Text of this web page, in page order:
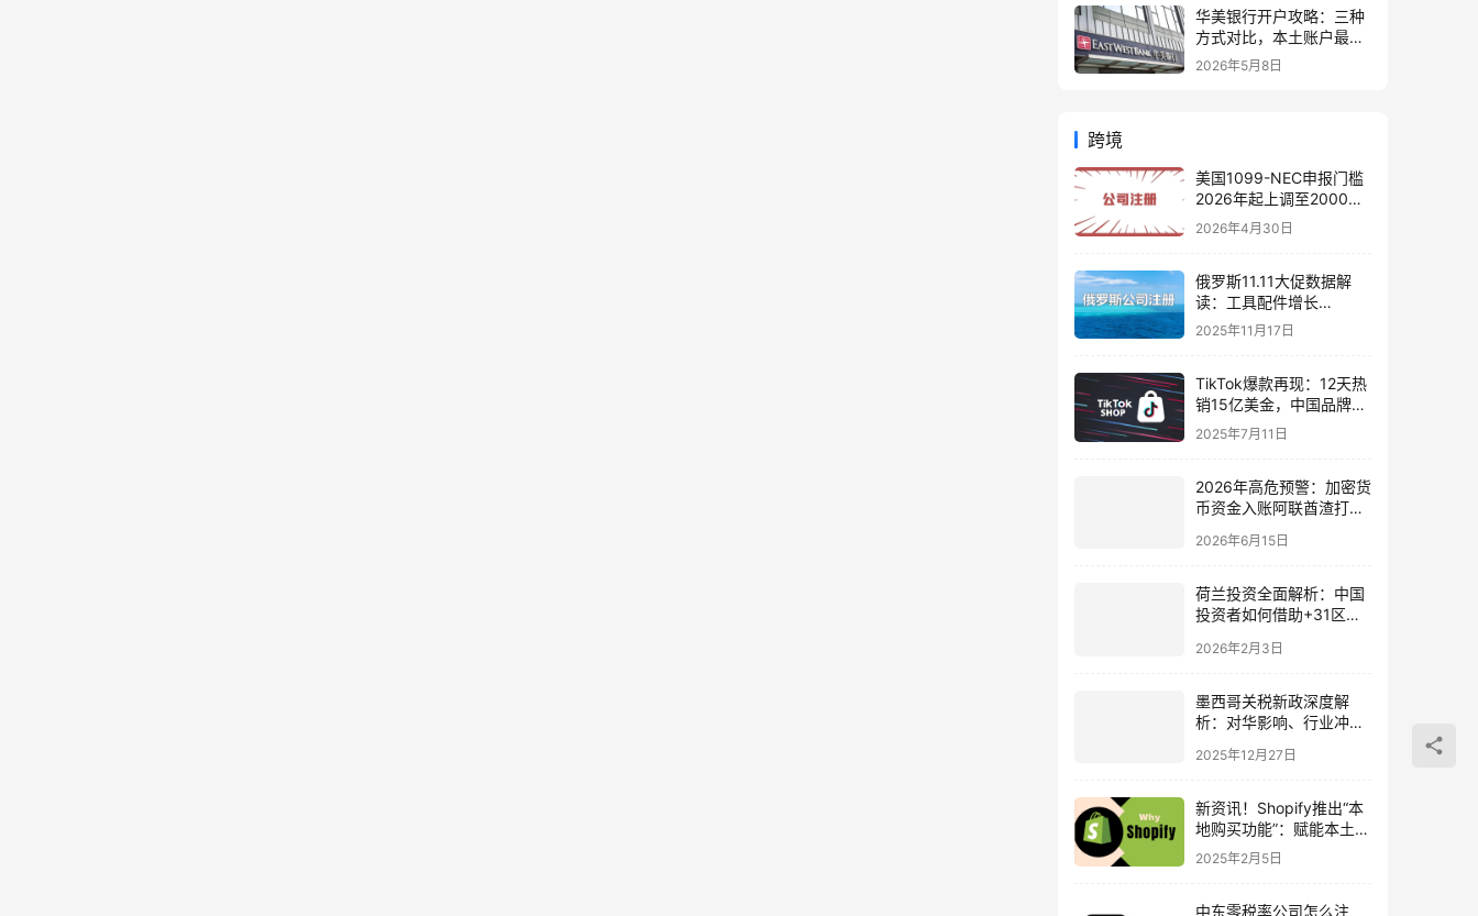
华美银行开户攻略：三种
方式对比，本土账户最稳
定可靠
2026年5月8日
跨境
美国1099-NEC申报门槛
2026年起上调至2000美
元，中企出海税务合规与
架构搭建全指南
2026年4月30日
俄罗斯11.11大促数据解
读：工具配件增长
227%，中国卖家如何抢
2025年11月17日
TikTok爆款再现：12天热
销15亿美金，中国品牌如
何抓住新风口？
2025年7月11日
2026年高危预警：加密货
币资金入账阿联酋渣打银
审查？
2026年6月15日
荷兰投资全面解析：中国
投资者如何借助+31区号
2026年2月3日
墨西哥关税新政深度解
析：对华影响、行业冲击
2025年12月27日
新资讯！Shopify推出“本
地购买功能”：赋能本土商
家，应对贸易战挑战
2025年2月5日
中东零税率公司怎么注